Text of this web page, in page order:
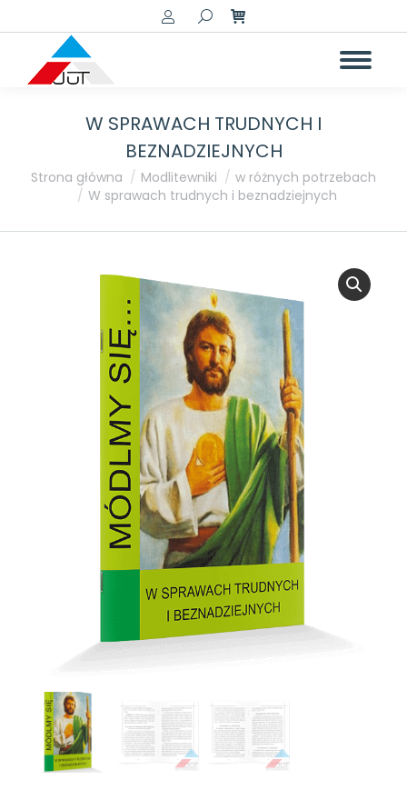
Szukaj:
W SPRAWACH TRUDNYCH I
BEZNADZIEJNYCH
Jesteś tutaj:
Strona główna Modlitewniki
w różnych potrzebach
W sprawach trudnych i beznadziejnych